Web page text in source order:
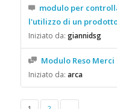
modulo per
l'utilizzo di un
Iniziato da: giannidsg
Modulo Reso Merci
Iniziato da: arca